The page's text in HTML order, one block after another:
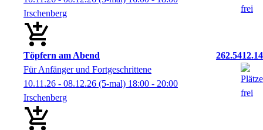
Irschenberg
Töpfern am Abend
262.5412.14
Für Anfänger und Fortgeschrittene
10.11.26 - 08.12.26 (5-mal) 18:00 - 20:00
Irschenberg